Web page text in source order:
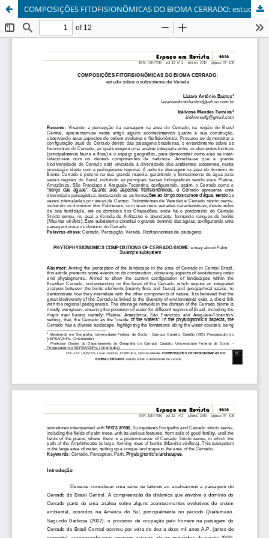
COMPOSIÇÕES FITOFISIONÔMICAS DO BIOMA CERRADO: estudo sobre o subsistema de Vereda